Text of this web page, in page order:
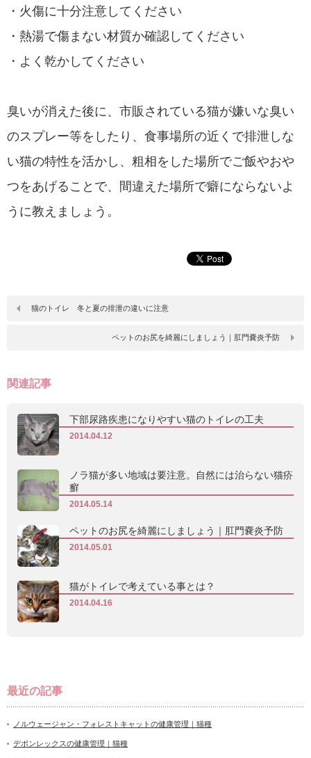
・火傷に十分注意してください
・熱湯で傷まない材質か確認してください
・よく乾かしてください
臭いが消えた後に、市販されている猫が嫌いな臭い
のスプレー等をしたり、食事場所の近くで排泄しな
い猫の特性を活かし、粗相をした場所でご飯やおや
つをあげることで、間違えた場所で癖にならないよ
うに教えましょう。
猫のトイレ 冬と夏の排泄の違いに注意
ペットのお尻を綺麗にしましょう｜肛門嚢炎予防
関連記事
下部尿路疾患になりやすい猫のトイレの工夫
2014.04.12
ノラ猫が多い地域は要注意。自然には治らない猫疥
癬
2014.05.14
ペットのお尻を綺麗にしましょう｜肛門嚢炎予防
2014.05.01
猫がトイレで考えている事とは？
2014.04.16
最近の記事
ノルウェージャン・フォレストキャットの健康管理｜猫種
デポンレックスの健康管理｜猫種